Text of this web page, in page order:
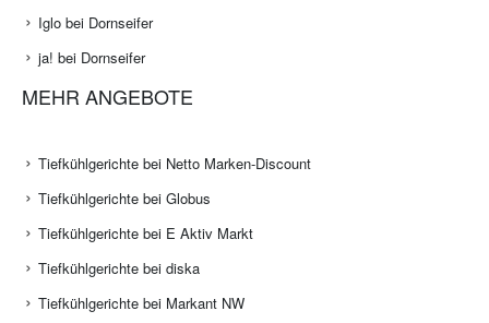
Iglo bei Dornseifer
ja! bei Dornseifer
MEHR ANGEBOTE
Tiefkühlgerichte bei Netto Marken-Discount
Tiefkühlgerichte bei Globus
Tiefkühlgerichte bei E Aktiv Markt
Tiefkühlgerichte bei diska
Tiefkühlgerichte bei Markant NW